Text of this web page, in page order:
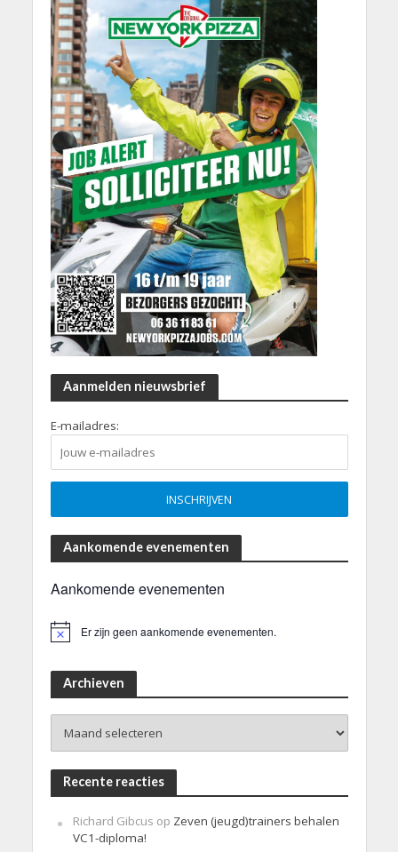
Aanmelden nieuwsbrief
E-mailadres:
Aankomende evenementen
Aankomende evenementen
Er zijn geen aankomende evenementen.
Archieven
Recente reacties
Richard Gibcus op Zeven (jeugd)trainers behalen
VC1-diploma!